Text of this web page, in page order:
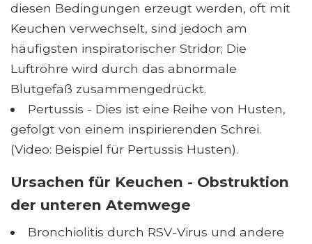
diesen Bedingungen erzeugt werden, oft mit
Keuchen verwechselt, sind jedoch am
häufigsten inspiratorischer Stridor; Die
Luftröhre wird durch das abnormale
Blutgefäß zusammengedrückt.
Pertussis - Dies ist eine Reihe von Husten,
gefolgt von einem inspirierenden Schrei.
(Video: Beispiel für Pertussis Husten).
Ursachen für Keuchen - Obstruktion
der unteren Atemwege
Bronchiolitis durch RSV-Virus und andere